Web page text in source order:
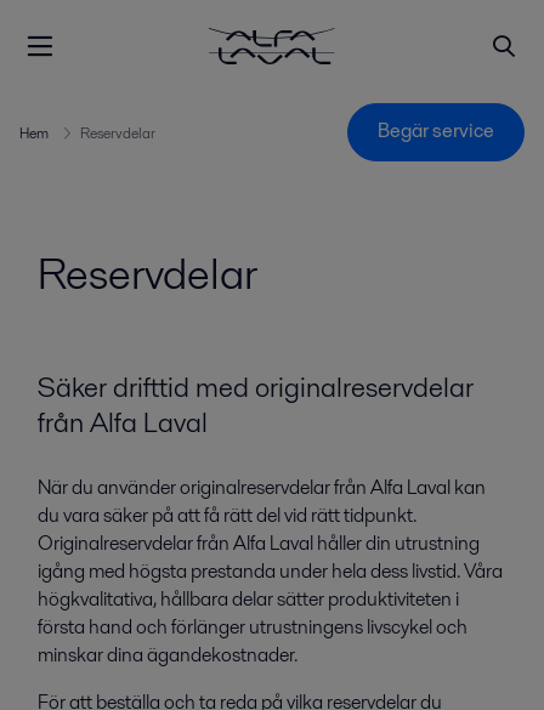
Hem Reservdelar Begär service
Reservdelar
Säker drifttid med originalreservdelar
från Alfa Laval
När du använder originalreservdelar från Alfa Laval kan
du vara säker på att få rätt del vid rätt tidpunkt.
Originalreservdelar från Alfa Laval håller din utrustning
igång med högsta prestanda under hela dess livstid. Våra
högkvalitativa, hållbara delar sätter produktiviteten i
första hand och förlänger utrustningens livscykel och
minskar dina ägandekostnader.
För att beställa och ta reda på vilka reservdelar du